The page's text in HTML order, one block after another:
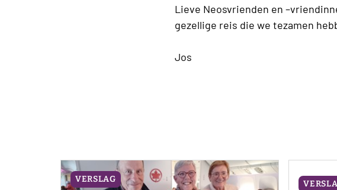
Lieve Neosvrienden en
gezellige reis die we tezamen
Jos
VERSLAG